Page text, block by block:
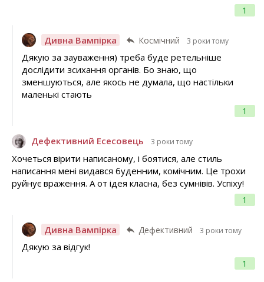
1
Дивна Вампірка Космічний 3 роки тому
1
Дякую за зауваження) треба буде ретельніше
дослідити зсихання органів. Бо знаю, що
зменшуються, але якось не думала, що настільки
маленькі стають
Дефективний Есесовець 3 роки тому
1
Хочеться вірити написаному, і боятися, але стиль
написання мені видався буденним, комічним. Це трохи
руйнує враження. А от ідея класна, без сумнівів. Успіху!
Дивна Вампірка Дефективний 3 роки тому
1
Дякую за відгук!